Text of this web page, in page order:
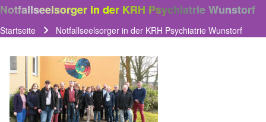
Notfallseelsorger in der KRH Psychiatrie Wunstorf
Pfadnavigation
Startseite Notfallseelsorger in der KRH Psychiatrie Wunstorf